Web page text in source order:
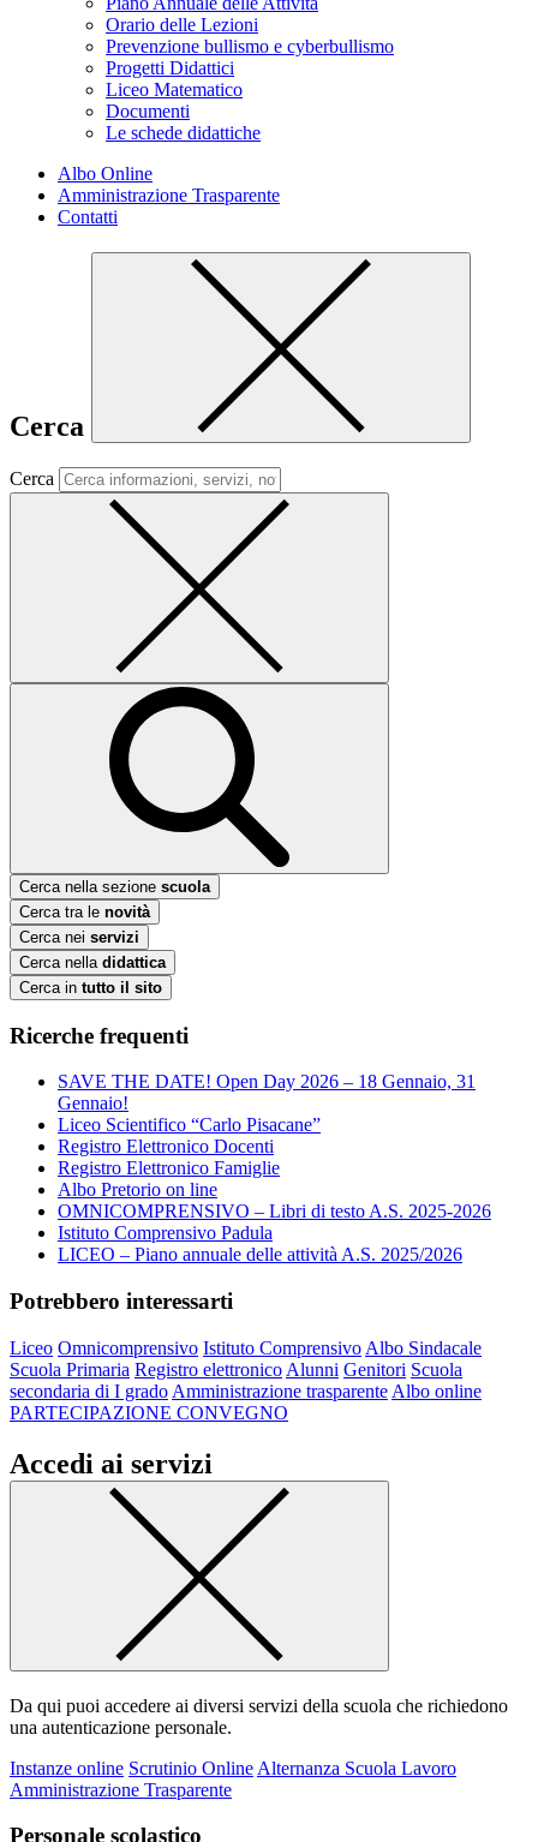
Orario delle Lezioni
Prevenzione bullismo e cyberbullismo
Progetti Didattici
Liceo Matematico
Documenti
Le schede didattiche
Albo Online
Amministrazione Trasparente
Contatti
Cerca
Cerca
Cerca nella sezione scuola
Cerca tra le novità
Cerca nei servizi
Cerca nella didattica
Cerca in tutto il sito
Ricerche frequenti
SAVE THE DATE! Open Day 2026 – 18 Gennaio, 31
Gennaio!
Liceo Scientifico “Carlo Pisacane”
Registro Elettronico Docenti
Registro Elettronico Famiglie
Albo Pretorio on line
OMNICOMPRENSIVO – Libri di testo A.S. 2025-2026
Istituto Comprensivo Padula
LICEO – Piano annuale delle attività A.S. 2025/2026
Potrebbero interessarti
Liceo Omnicomprensivo Istituto Comprensivo Albo Sindacale
Scuola Primaria Registro elettronico Alunni Genitori Scuola
secondaria di I grado Amministrazione trasparente Albo online
PARTECIPAZIONE CONVEGNO
Accedi ai servizi
Da qui puoi accedere ai diversi servizi della scuola che richiedono
una autenticazione personale.
Instanze online Scrutinio Online Alternanza Scuola Lavoro
Amministrazione Trasparente
Personale scolastico